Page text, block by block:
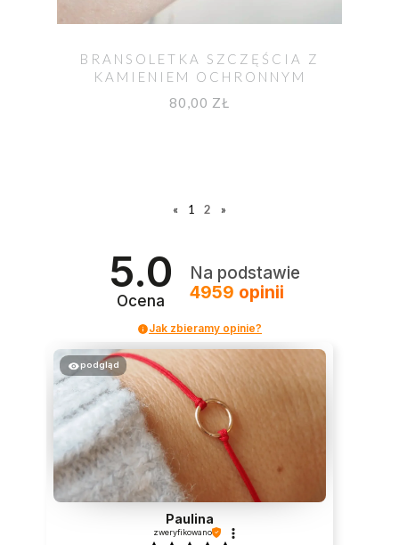
BRANSOLETKA SZCZĘŚCIA Z
KAMIENIEM OCHRONNYM
TURMALINEM
80,00 ZŁ
« 1 2 »
5.0
Ocena
Na podstawie
4959 opinii
Jak zbieramy opinie?
podgląd
Paulina
zweryfikowano